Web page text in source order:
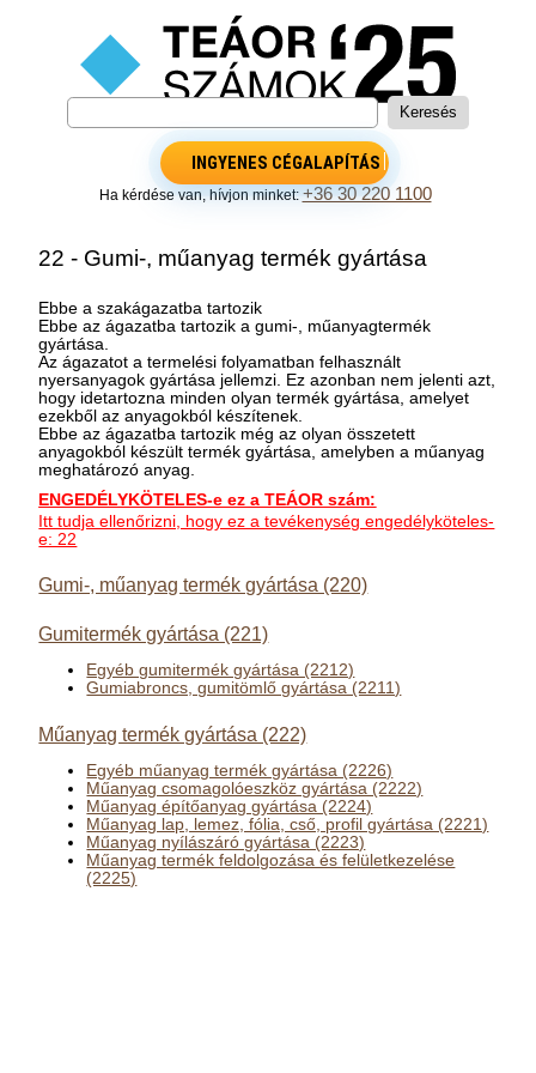
INGYENES CÉGALAPÍTÁS
Ha kérdése van, hívjon minket:+36 30 220 1100
22 - Gumi-, műanyag termék gyártása
Ebbe a szakágazatba tartozik
Ebbe az ágazatba tartozik a gumi-, műanyagtermék
gyártása.
Az ágazatot a termelési folyamatban felhasznált
nyersanyagok gyártása jellemzi. Ez azonban nem jelenti azt,
hogy idetartozna minden olyan termék gyártása, amelyet
ezekből az anyagokból készítenek.
Ebbe az ágazatba tartozik még az olyan összetett
anyagokból készült termék gyártása, amelyben a műanyag
meghatározó anyag.
ENGEDÉLYKÖTELES-e ez a TEÁOR szám:
Itt tudja ellenőrizni, hogy ez a tevékenység engedélyköteles-
e: 22
Gumi-, műanyag termék gyártása (220)
Gumitermék gyártása (221)
Egyéb gumitermék gyártása (2212)
Gumiabroncs, gumitömlő gyártása (2211)
Műanyag termék gyártása (222)
Egyéb műanyag termék gyártása (2226)
Műanyag csomagolóeszköz gyártása (2222)
Műanyag építőanyag gyártása (2224)
Műanyag lap, lemez, fólia, cső, profil gyártása (2221)
Műanyag nyílászáró gyártása (2223)
Műanyag termék feldolgozása és felületkezelése
(2225)